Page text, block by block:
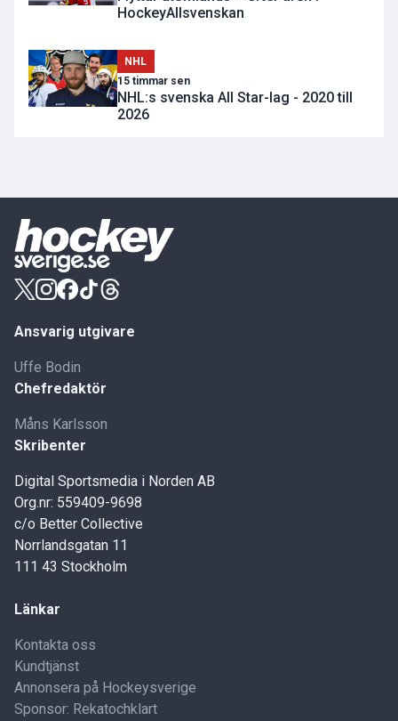
HockeyAllsvenskan
NHL
15 timmar sen
NHL:s svenska All Star-lag - 2020 till
2026
Ansvarig utgivare
Uffe Bodin
Chefredaktör
Måns Karlsson
Skribenter
Digital Sportsmedia i Norden AB
Org.nr: 559409-9698
c/o Better Collective
Norrlandsgatan 11
111 43 Stockholm
Länkar
Kontakta oss
Kundtjänst
Annonsera på Hockeysverige
Sponsor: Rekatochklart